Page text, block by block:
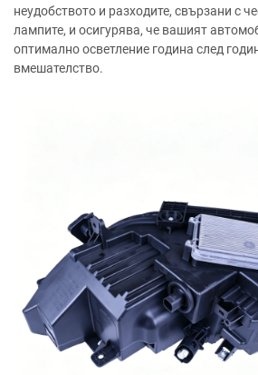
неудобството и разходите, свързани с
лампите, и осигурява, че вашият
оптимално осветление година след
вмешателство.